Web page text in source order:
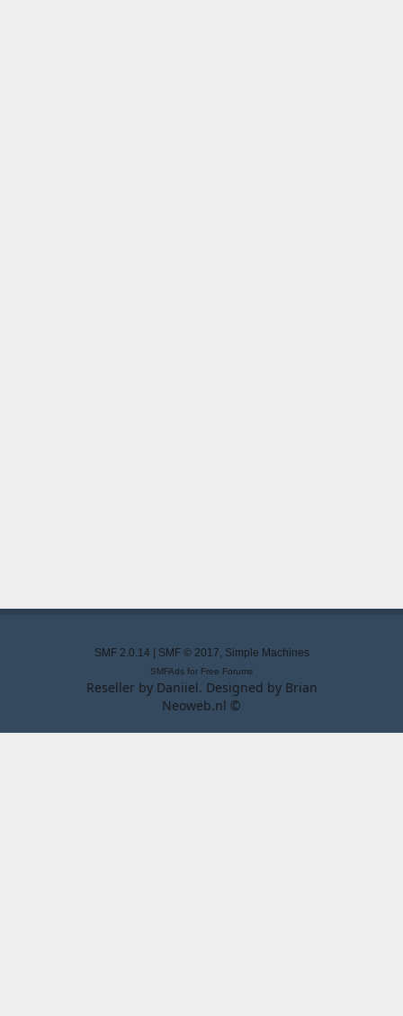
SMF 2.0.14 SMF © 2017, Simple Machines
SMFAds for Free Forums
Reseller by Daniiel. Designed by Brian
Neoweb.nl ©